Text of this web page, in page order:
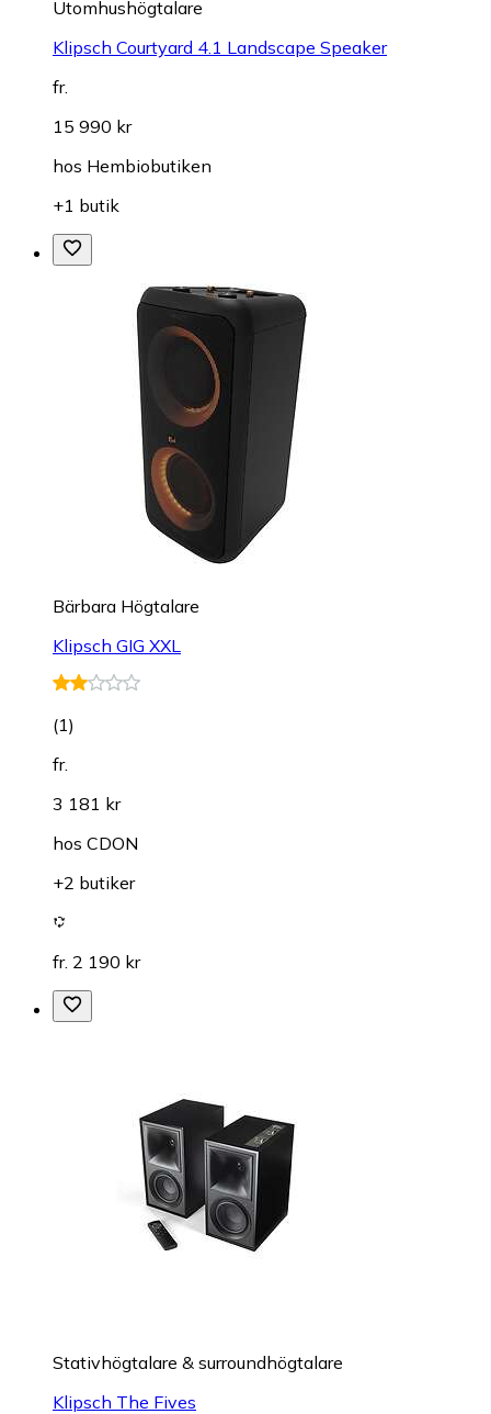
Utomhushögtalare
Klipsch Courtyard 4.1 Landscape Speaker
fr.
15 990 kr
hos Hembiobutiken
+1 butik
Bärbara Högtalare
Klipsch GIG XXL
(1)
fr.
3 181 kr
hos CDON
+2 butiker
fr. 2 190 kr
Stativhögtalare & surroundhögtalare
Klipsch The Fives